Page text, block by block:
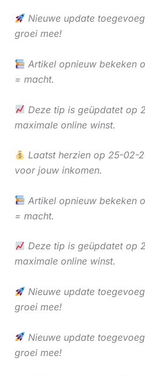
Nieuwe update
groei mee!
Artikel opnieuw bekeken
= macht.
Deze tip is geüpdatet op
maximale online winst.
Laatst herzien op 25-02-
voor jouw inkomen.
Artikel opnieuw bekeken
= macht.
Deze tip is geüpdatet op
maximale online winst.
Nieuwe update
groei mee!
Nieuwe update
groei mee!